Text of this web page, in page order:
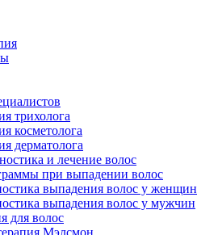
трихолога
косметолога
дерматолога
и лечение волос
при выпадении волос
выпадения волос у женщин
выпадения волос у мужчин
для волос
Мэлсмон